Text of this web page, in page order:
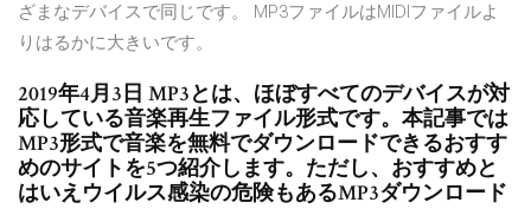
ざまなデバイスで同じです。 MP3ファイルはMIDIファイルよ
りはるかに大きいです。
2019年4月3日 MP3とは、ほぼすべてのデバイスが対
応している音楽再生ファイル形式です。本記事では
MP3形式で音楽を無料でダウンロードできるおすす
めのサイトを5つ紹介します。ただし、おすすめと
はいえウイルス感染の危険もあるMP3ダウンロード